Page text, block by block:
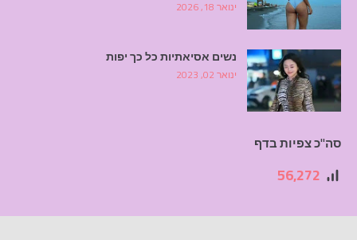
ינואר 18, 2026
נשים אסיאתיות כל כך יפות
ינואר 02, 2023
סה"כ צפיות בדף
56,272